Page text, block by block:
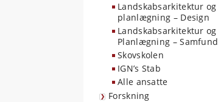
Landskabsarkitektur og
planlægning – Design
Landskabsarkitektur og
Planlægning – Samfund
Skovskolen
IGN’s Stab
Alle ansatte
Forskning